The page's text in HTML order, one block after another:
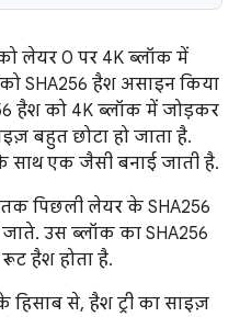
लेयर 0 पर 4K ब्लॉक में
SHA256 हैश असाइन किया
हैश को 4K ब्लॉक में जोड़कर
बहुत छोटा हो जाता है.
साथ एक जैसी बनाई जाती है.
पिछली लेयर के SHA256
उस ब्लॉक का SHA256
हैश होता है.
हिसाब से, हैश ट्री का साइज़